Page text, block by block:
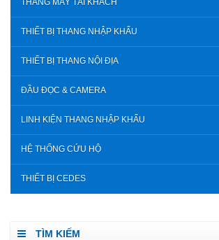
THANG MÁY TẢI KHÁCH
THIẾT BỊ THANG NHẬP KHẨU
THIẾT BỊ THANG NỘI ĐỊA
ĐẦU ĐỌC & CAMERA
LINH KIỆN THANG NHẬP KHẨU
HỆ THỐNG CỨU HỘ
THIẾT BỊ CEDES
TÌM KIẾM